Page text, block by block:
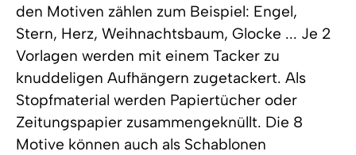
den Motiven zählen zum Beispiel: Engel,
Stern, Herz, Weihnachtsbaum, Glocke ... Je 2
Vorlagen werden mit einem Tacker zu
knuddeligen Aufhängern zugetackert. Als
Stopfmaterial werden Papiertücher oder
Zeitungspapier zusammengeknüllt. Die 8
Motive können auch als Schablonen